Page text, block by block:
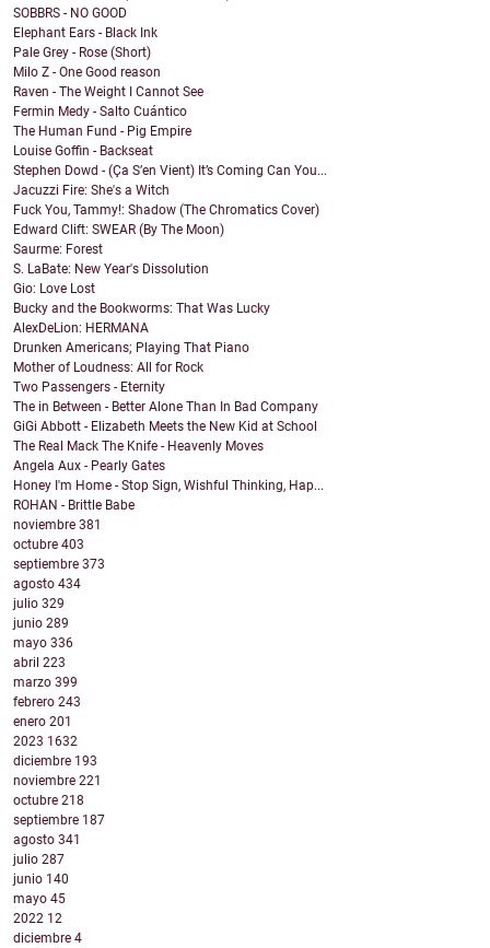
SOBBRS - NO GOOD
Elephant Ears - Black Ink
Pale Grey - Rose (Short)
Milo Z - One Good reason
Raven - The Weight I Cannot See
Fermin Medy - Salto Cuántico
The Human Fund - Pig Empire
Louise Goffin - Backseat
Stephen Dowd - (Ça S’en Vient) It’s Coming Can You...
Jacuzzi Fire: She's a Witch
Fuck You, Tammy!: Shadow (The Chromatics Cover)
Edward Clift: SWEAR (By The Moon)
Saurme: Forest
S. LaBate: New Year's Dissolution
Gio: Love Lost
Bucky and the Bookworms: That Was Lucky
AlexDeLion: HERMANA
Drunken Americans; Playing That Piano
Mother of Loudness: All for Rock
Two Passengers - Eternity
The in Between - Better Alone Than In Bad Company
GiGi Abbott - Elizabeth Meets the New Kid at School
The Real Mack The Knife - Heavenly Moves
Angela Aux - Pearly Gates
Honey I'm Home - Stop Sign, Wishful Thinking, Hap...
ROHAN - Brittle Babe
noviembre 381
octubre 403
septiembre 373
agosto 434
julio 329
junio 289
mayo 336
abril 223
marzo 399
febrero 243
enero 201
2023 1632
diciembre 193
noviembre 221
octubre 218
septiembre 187
agosto 341
julio 287
junio 140
mayo 45
2022 12
diciembre 4